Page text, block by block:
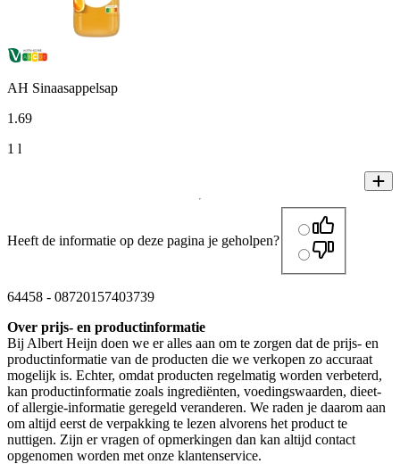
AH Sinaasappelsap
1 .69
1 l
Heeft de informatie op deze pagina je geholpen?
64458 - 08720157403739
Over prijs- en productinformatie
Bij Albert Heijn doen we er alles aan om te zorgen dat de prijs- en
productinformatie van de producten die we verkopen zo accuraat
mogelijk is. Echter, omdat producten regelmatig worden verbeterd,
kan productinformatie zoals ingrediënten, voedingswaarden, dieet-
of allergie-informatie geregeld veranderen. We raden je daarom aan
om altijd eerst de verpakking te lezen alvorens het product te
nuttigen. Zijn er vragen of opmerkingen dan kan altijd contact
opgenomen worden met onze klantenservice.